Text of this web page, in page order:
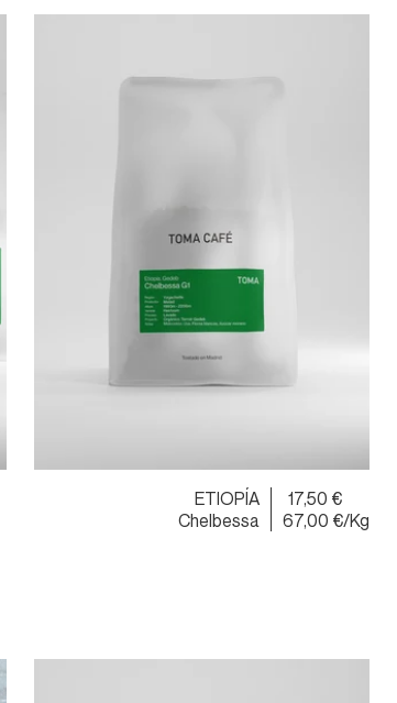
ETIOPÍA
Chelbessa
17,50 €
67,00 €/Kg